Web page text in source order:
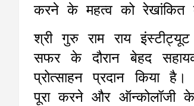
करने के महत्व को रेखांकित
श्री गुरु राम राय
सफर के दौरान बेहद
प्रोत्साहन प्रदान
पूरा करने और ऑन्कोलॉजी के